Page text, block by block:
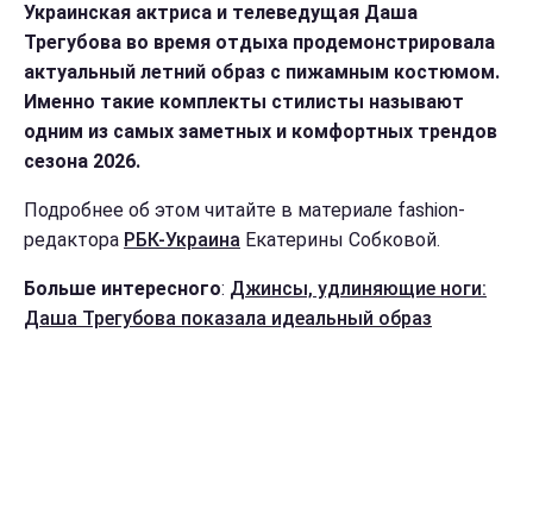
Украинская актриса и телеведущая Даша
Трегубова во время отдыха продемонстрировала
актуальный летний образ с пижамным костюмом.
Именно такие комплекты стилисты называют
одним из самых заметных и комфортных трендов
сезона 2026.
Подробнее об этом читайте в материале fashion-
редактора РБК-Украина Екатерины Собковой.
Больше интересного: Джинсы, удлиняющие ноги:
Даша Трегубова показала идеальный образ